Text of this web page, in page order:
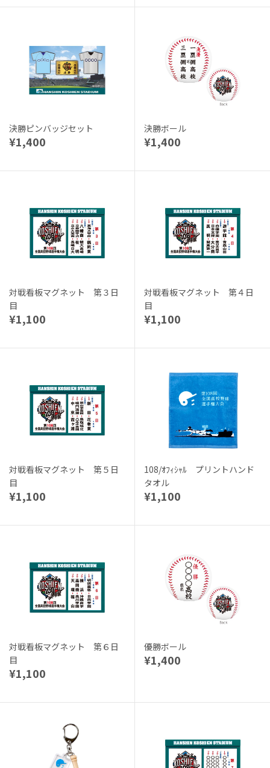
決勝ピンバッジセット
¥1,400
決勝ボール
¥1,400
対戦看板マグネット 第３日
目
¥1,100
対戦看板マグネット 第４日
目
¥1,100
対戦看板マグネット 第５日
目
¥1,100
108/ｵﾌｨｼｬﾙ プリントハンド
タオル
¥1,100
対戦看板マグネット 第６日
目
¥1,100
優勝ボール
¥1,400